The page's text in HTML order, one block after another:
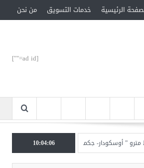
الرئيسية خدمات التسويق من نحن
[ad id=""]
جكمة كوي” الأحد المقبل تركيا تحتل10:04:07